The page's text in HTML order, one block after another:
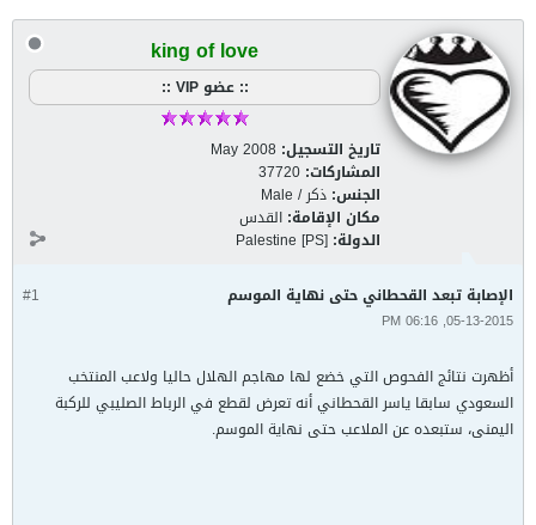
king of love
:: عضو VIP ::
تاريخ التسجيل: May 2008
المشاركات: 37720
الجنس: ذكر / Male
مكان الإقامة: القدس
الدولة: Palestine [PS]
#1 الإصابة تبعد القحطاني حتى نهاية الموسم
05-13-2015, 06:16 PM
أظهرت نتائج الفحوص التي خضع لها مهاجم الهلال حاليا ولاعب المنتخب
السعودي سابقا ياسر القحطاني أنه تعرض لقطع في الرباط الصليبي للركبة
اليمنى، ستبعده عن الملاعب حتى نهاية الموسم.